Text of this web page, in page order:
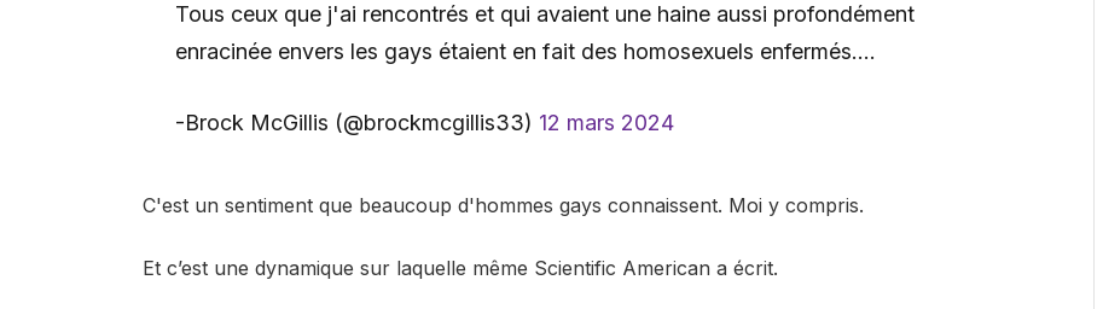
Tous ceux que j'ai rencontrés et qui avaient une haine aussi profondément
enracinée envers les gays étaient en fait des homosexuels enfermés….
-Brock McGillis (@brockmcgillis33) 12 mars 2024
C'est un sentiment que beaucoup d'hommes gays connaissent. Moi y compris.
Et c’est une dynamique sur laquelle même Scientific American a écrit.